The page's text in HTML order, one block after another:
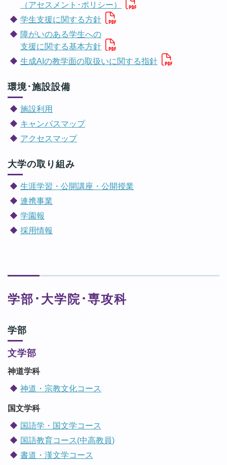
（アセスメント･ポリシー）
学生支援に関する方針
障がいのある学生への
支援に関する基本方針
生成AIの教学面の取扱いに関する指針
環境･施設設備
施設利用
キャンパスマップ
アクセスマップ
大学の取り組み
生涯学習・公開講座・公開授業
連携事業
学園報
採用情報
学部･大学院･専攻科
学部
文学部
神道学科
神道・宗教文化コース
国文学科
国語学・国文学コース
国語教育コース(中高教員)
書道・漢文学コース